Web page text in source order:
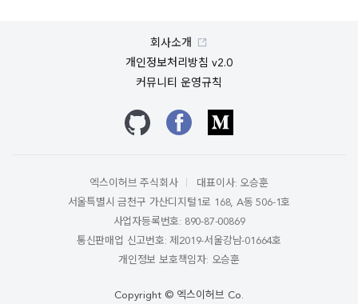
회사소개
개인정보처리방침 v2.0
커뮤니티 운영규칙
깃허브 페이스북 미디엄
엑스이허브 주식회사
대표이사: 오승훈
서울특별시 금천구 가산디지털1로 168, A동 506-1호
사업자등록번호: 890-87-00869
통신판매업 신고번호: 제2019-서울강남-01664호
개인정보 보호책임자: 오승훈
Copyright © 엑스이허브 Co.